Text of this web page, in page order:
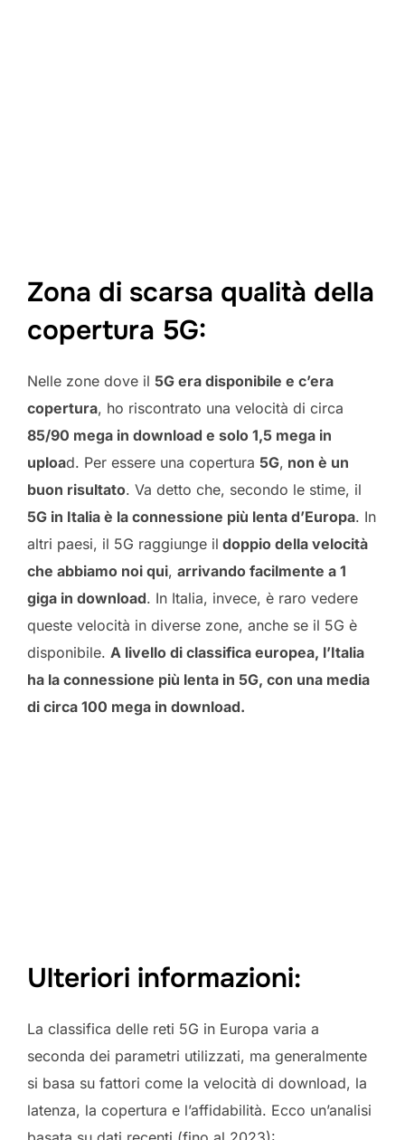
Zona di scarsa qualità della
copertura 5G:
Nelle zone dove il 5G era disponibile e c’era
copertura, ho riscontrato una velocità di circa
85/90 mega in download e solo 1,5 mega in
upload. Per essere una copertura 5G, non è un
buon risultato. Va detto che, secondo le stime, il
5G in Italia è la connessione più lenta d’Europa. In
altri paesi, il 5G raggiunge il doppio della velocità
che abbiamo noi qui, arrivando facilmente a 1
giga in download. In Italia, invece, è raro vedere
queste velocità in diverse zone, anche se il 5G è
disponibile. A livello di classifica europea, l’Italia
ha la connessione più lenta in 5G, con una media
di circa 100 mega in download.
Ulteriori informazioni:
La classifica delle reti 5G in Europa varia a
seconda dei parametri utilizzati, ma generalmente
si basa su fattori come la velocità di download, la
latenza, la copertura e l’affidabilità. Ecco un’analisi